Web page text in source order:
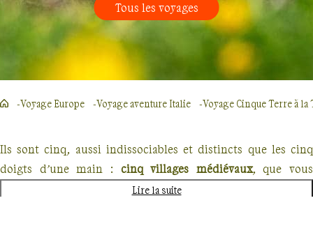
Tous les voyages
Voyage Europe Voyage aventure Italie Voyage Cinque Terre à la
Ils sont cinq, aussi indissociables et distincts que les cinq
doigts d’une main : cinq villages médiévaux, que vous
lors d'une randonnée dans les Cinque Terre, en
Lire la suite